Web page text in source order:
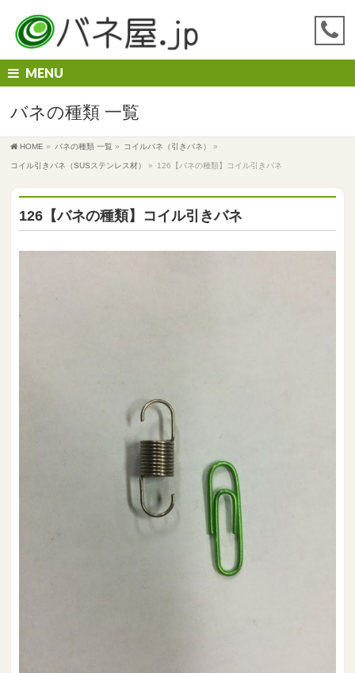
MENU
バネの種類 一覧
HOME » バネの種類 一覧 » コイルバネ（引きバネ） »
コイル引きバネ（SUSステンレス材） » 126【バネの種類】コイル引きバネ
126【バネの種類】コイル引きバネ